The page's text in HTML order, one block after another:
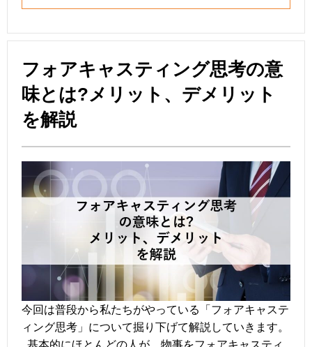
フォアキャスティング思考の意
味とは?メリット、デメリット
を解説
今回は普段から私たちがやっている「フォアキャステ
ィング思考」について掘り下げて解説していきます。
基本的にほとんどの人が、物事をフォアキャスティ